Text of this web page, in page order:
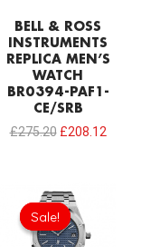
BELL & ROSS
INSTRUMENTS
REPLICA MEN’S
WATCH
BR0394-PAF1-
CE/SRB
£275.20 £208.12
Sale!
Sale!
Original
price
was:
£1,204.00.